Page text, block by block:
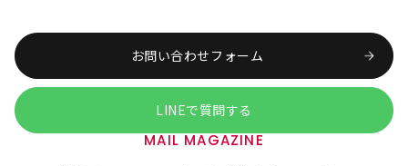
お問い合わせフォーム
LINEで質問する
MAIL MAGAZINE